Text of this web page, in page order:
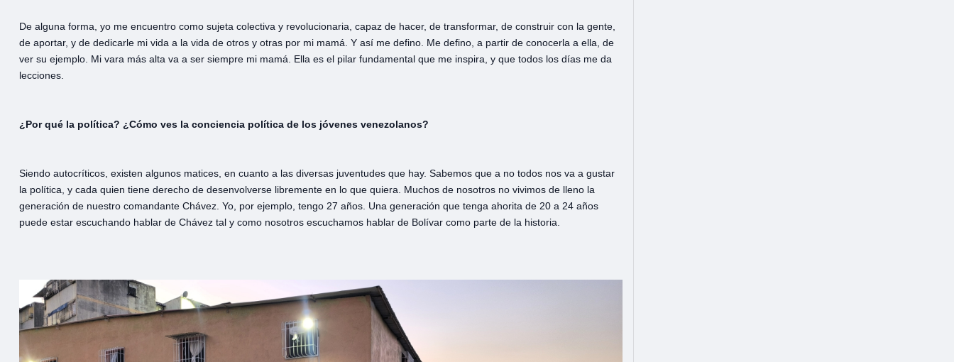
De alguna forma, yo me encuentro como sujeta colectiva y revolucionaria, capaz de hacer, de transformar, de construir con la gente,
de aportar, y de dedicarle mi vida a la vida de otros y otras por mi mamá. Y así me defino. Me defino, a partir de conocerla a ella, de
ver su ejemplo. Mi vara más alta va a ser siempre mi mamá. Ella es el pilar fundamental que me inspira, y que todos los días me da
lecciones.
¿Por qué la política? ¿Cómo ves la conciencia política de los jóvenes venezolanos?
Siendo autocríticos, existen algunos matices, en cuanto a las diversas juventudes que hay. Sabemos que a no todos nos va a gustar
la política, y cada quien tiene derecho de desenvolverse libremente en lo que quiera. Muchos de nosotros no vivimos de lleno la
generación de nuestro comandante Chávez. Yo, por ejemplo, tengo 27 años. Una generación que tenga ahorita de 20 a 24 años
puede estar escuchando hablar de Chávez tal y como nosotros escuchamos hablar de Bolívar como parte de la historia.